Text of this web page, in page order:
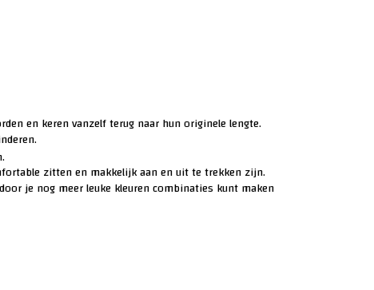
en keren vanzelf terug naar hun originele lengte.
zitten en makkelijk aan en uit te trekken zijn.
je nog meer leuke kleuren combinaties kunt maken